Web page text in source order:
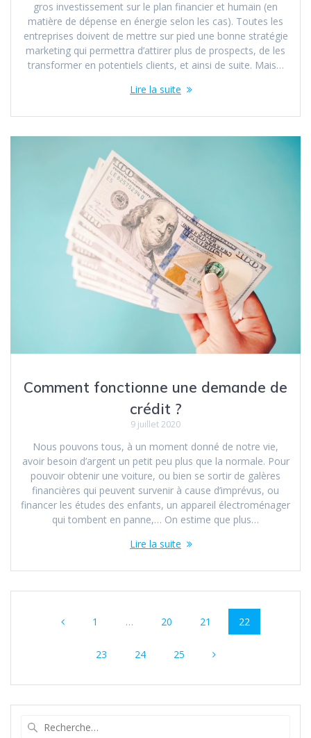
gros investissement sur le plan financier et humain (en
matière de dépense en énergie selon les cas). Toutes les
entreprises doivent de mettre sur pied une bonne stratégie
marketing qui permettra d’attirer plus de prospects, de les
transformer en potentiels clients, et ainsi de suite. Mais…
Lire la suite
Comment fonctionne une demande de
crédit ?
9 juillet 2020
Nous pouvons tous, à un moment donné de notre vie,
avoir besoin d’argent un petit peu plus que la normale. Pour
pouvoir obtenir une voiture, ou bien se sortir de galères
financières qui peuvent survenir à cause d’imprévus, ou
financer les études des enfants, un appareil électroménager
qui tombent en panne,… On estime que plus…
Lire la suite
des
articles
Page
1 … Page
20 Page
21 Page
22
Page
23 Page
24 Page
25